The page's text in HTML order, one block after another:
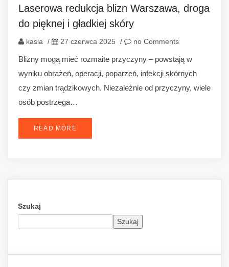
Laserowa redukcja blizn Warszawa, droga
do pięknej i gładkiej skóry
kasia / 27 czerwca 2025 / no Comments
Blizny mogą mieć rozmaite przyczyny – powstają w
wyniku obrażeń, operacji, poparzeń, infekcji skórnych
czy zmian trądzikowych. Niezależnie od przyczyny, wiele
osób postrzega…
READ MORE
Szukaj
Szukaj